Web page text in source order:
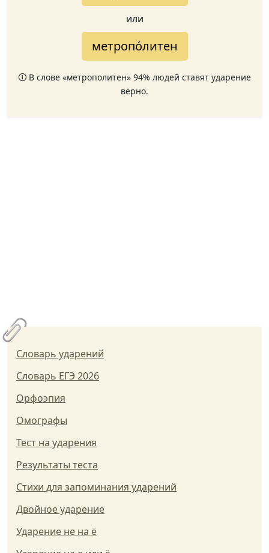
или
метропо́литен
🛈 В слове «метрополитен» 94% людей ставят ударение
верно.
Словарь ударений
Словарь ЕГЭ 2026
Орфоэпия
Омографы
Тест на ударения
Результаты теста
Стихи для запоминания ударений
Двойное ударение
Ударение не на ё